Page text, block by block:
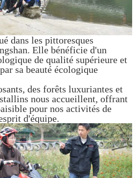
dans les pittoresques
Elle bénéficie d'un
de qualité supérieure et
sa beauté écologique
des forêts luxuriantes et
nous accueillent, offrant
pour nos activités de
d'équipe.